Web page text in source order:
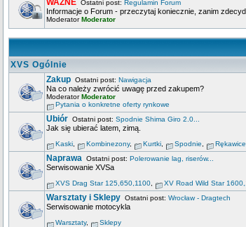
WAŻNE Ostatni post: Regulamin Forum
Informacje o Forum - przeczytaj koniecznie, zanim
ModeratorModerator
XVS Ogólnie
Zakup Ostatni post: Nawigacja
Na co należy zwrócić uwagę przed zakupem?
ModeratorModerator
Pytania o konkretne oferty rynkowe
Ubiór Ostatni post: Spodnie Shima Giro 2.0...
Jak się ubierać latem, zimą.
Kaski Kombinezony, Kurtki Spodnie Rękawice
Naprawa Ostatni post: Polerowanie lag, riserów...
Serwisowanie XVSa
XVS Drag Star 125,650,1100 XV Road Wild Star
Warsztaty i Sklepy Ostatni post: Wrocław - Dragtech
Serwisowanie motocykla
Warsztaty, Sklepy